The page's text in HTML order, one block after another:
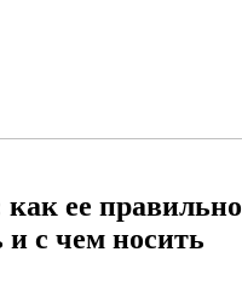
ее правильно
и с чем носить